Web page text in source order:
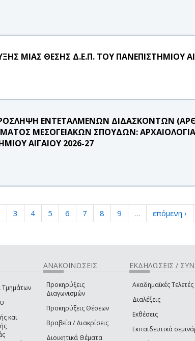
ΜΙΑΣ ΘΕΣΗΣ Δ.Ε.Π. ΤΟΥ ΠΑΝΕΠΙΣΤΗΜΙΟΥ
ΕΝΤΕΤΑΛΜΕΝΩΝ ΔΙΔΑΣΚΟΝΤΩΝ
ΜΕΣΟΓΕΙΑΚΩΝ ΣΠΟΥΔΩΝ:
ΑΙΓΑΙΟΥ 2026-27
3 4 5 6 7 8 9 … επόμενη ›
Τμημάτων
και
ΑΝΑΚΟΙΝΩΣΕΙΣ
Προκηρύξεις
Διαγωνισμών
Προκηρύξεις Θέσεων
Βραβεία / Διακρίσεις
Διοικητικά Θέματα
ΕΚΔΗΛΩΣΕΙΣ /
Ακαδημαϊκές Τελετές
Διαλέξεις
Εκθέσεις
Εκπαιδευτικά